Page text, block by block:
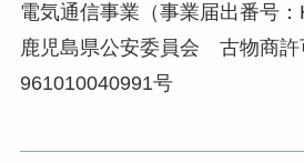
電気通信事業（事業届出番号：
鹿児島県公安委員会 古物商許
961010040991号